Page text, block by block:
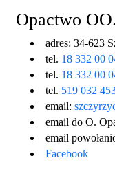
Opactwo
adres: 34-623
tel. 18 332 00
tel. 18 332 00
tel. 519 032
email:
email do O.
email
Facebook